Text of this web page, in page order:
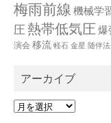
梅雨前線 機械学
圧 熱帯低気圧爆
演会 移流 軽石 金星 随伴法
アーカイブ
ア